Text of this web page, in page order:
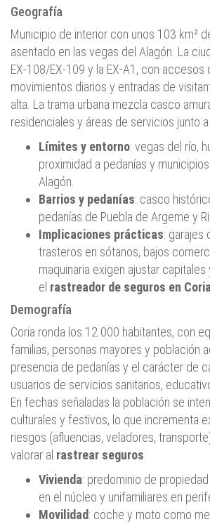
Geografía
Municipio de interior con unos 103 km²
asentado en las vegas del Alagón. La
EX‑108/EX‑109 y la EX‑A1, con
movimientos diarios y entradas de
alta. La trama urbana mezcla casco
residenciales y áreas de servicios junto
Límites y entorno: vegas del río,
proximidad a pedanías y
Alagón.
Barrios y pedanías: casco
pedanías de Puebla de Argeme y
Implicaciones prácticas: garajes
trasteros en sótanos, bajos
maquinaria exigen ajustar
el rastreador de seguros en
Demografía
Coria ronda los 12.000 habitantes, con
familias, personas mayores y población
presencia de pedanías y el carácter de
usuarios de servicios sanitarios,
En fechas señaladas la población se
culturales y festivos, lo que incrementa
riesgos (afluencias, veladores,
valorar al rastrear seguros.
Vivienda: predominio de
en el núcleo y unifamiliares en
Movilidad: coche y moto como